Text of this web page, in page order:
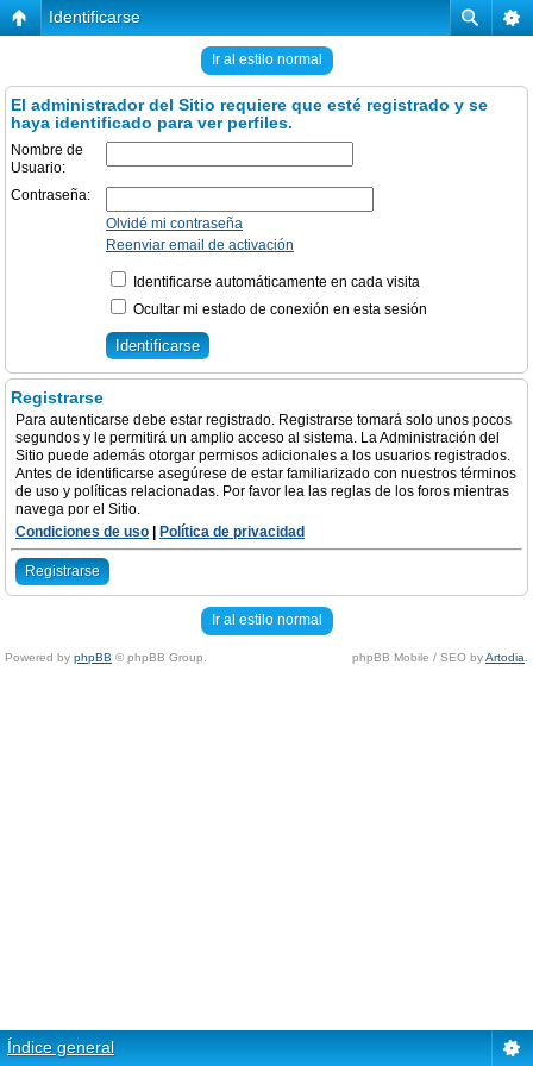
Identificarse
Ir al estilo normal
El administrador del Sitio requiere que esté registrado y se
haya identificado para ver perfiles.
Nombre de
Usuario:
Contraseña:
Olvidé mi contraseña
Reenviar email de activación
Identificarse automáticamente en cada visita
Ocultar mi estado de conexión en esta sesión
Registrarse
Para autenticarse debe estar registrado. Registrarse tomará solo unos pocos
segundos y le permitirá un amplio acceso al sistema. La Administración del
Sitio puede además otorgar permisos adicionales a los usuarios registrados.
Antes de identificarse asegúrese de estar familiarizado con nuestros términos
de uso y políticas relacionadas. Por favor lea las reglas de los foros mientras
navega por el Sitio.
Condiciones de uso
Política de privacidad
Registrarse
Ir al estilo normal
Powered by phpBB © phpBB Group. phpBB Mobile / SEO byArtodia
Índice general